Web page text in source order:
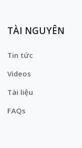
TÀI NGUYÊN
Tin tức
Videos
Tài liệu
FAQs